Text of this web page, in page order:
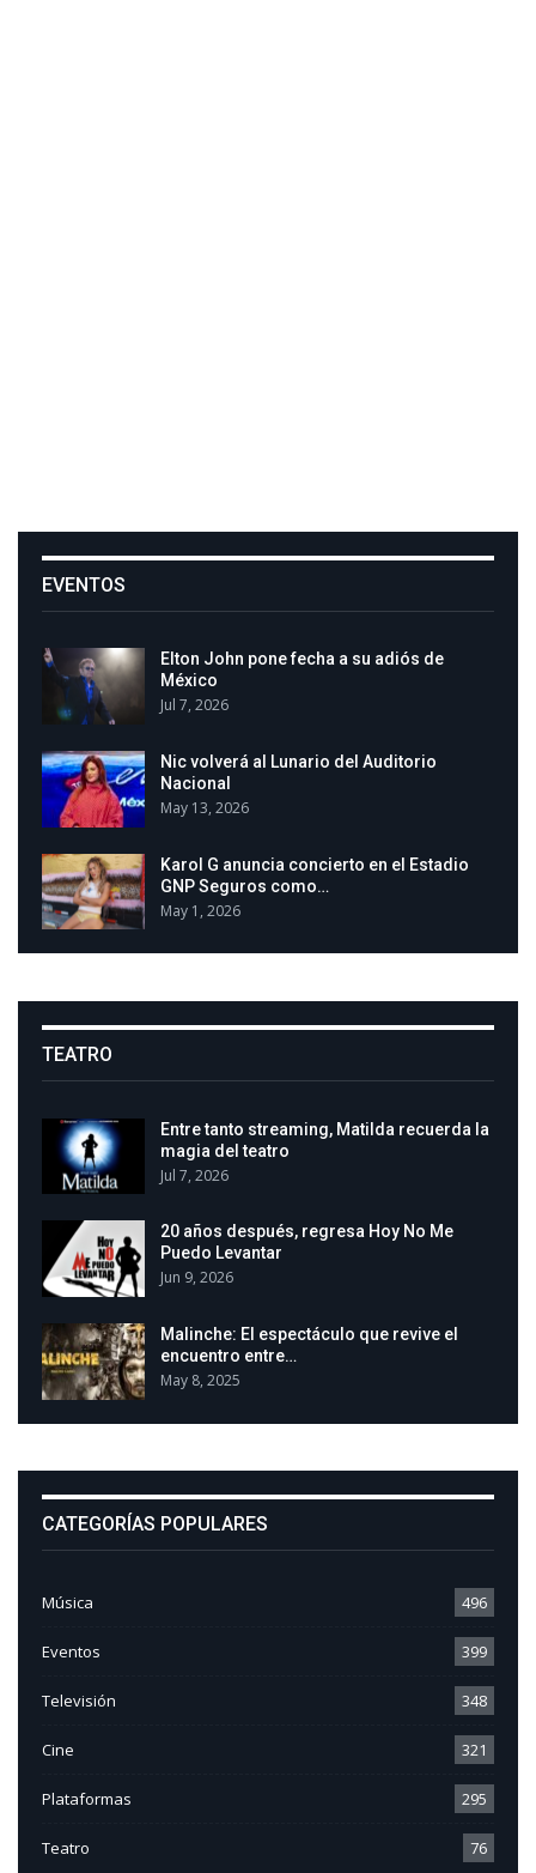
EVENTOS
Elton John pone fecha a su adiós de
México
Jul 7, 2026
Nic volverá al Lunario del Auditorio
Nacional
May 13, 2026
Karol G anuncia concierto en el Estadio
GNP Seguros como…
May 1, 2026
TEATRO
Entre tanto streaming, Matilda recuerda la
magia del teatro
Jul 7, 2026
20 años después, regresa Hoy No Me
Puedo Levantar
Jun 9, 2026
Malinche: El espectáculo que revive el
encuentro entre…
May 8, 2025
CATEGORÍAS POPULARES
Música 496
Eventos 399
Televisión 348
Cine 321
Plataformas 295
Teatro 76